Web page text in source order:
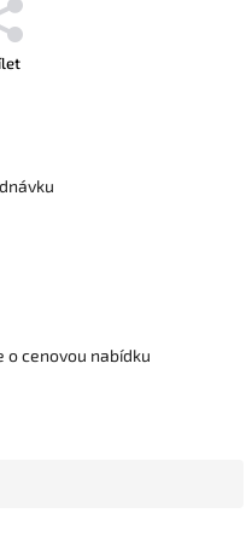
o cenovou nabídku